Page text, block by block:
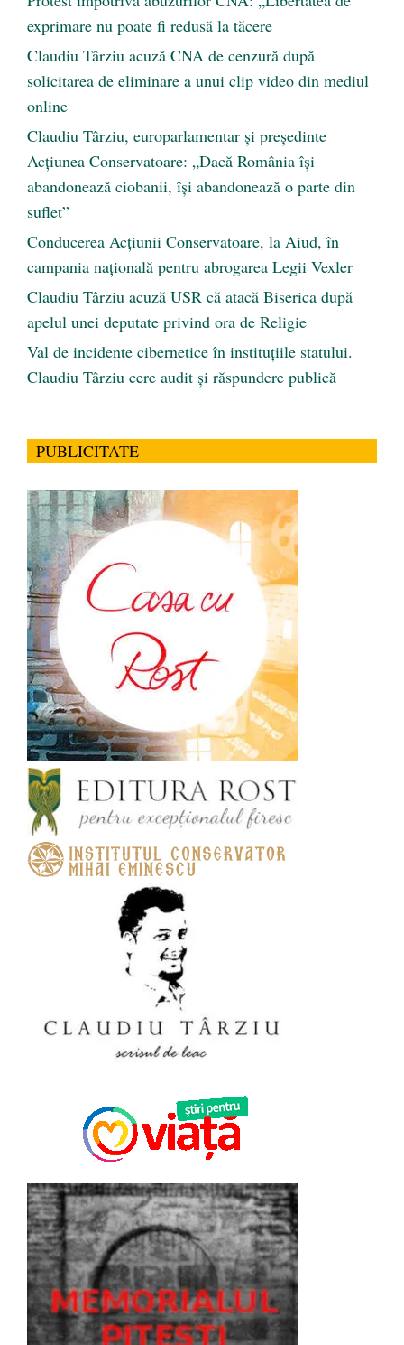
exprimare nu poate fi redusă la tăcere
Claudiu Târziu acuză CNA de cenzură după
solicitarea de eliminare a unui clip video din mediul
online
Claudiu Târziu, europarlamentar și președinte
Acțiunea Conservatoare: „Dacă România își
abandonează ciobanii, își abandonează o parte din
suflet”
Conducerea Acțiunii Conservatoare, la Aiud, în
campania națională pentru abrogarea Legii Vexler
Claudiu Târziu acuză USR că atacă Biserica după
apelul unei deputate privind ora de Religie
Val de incidente cibernetice în instituțiile statului.
Claudiu Târziu cere audit și răspundere publică
PUBLICITATE